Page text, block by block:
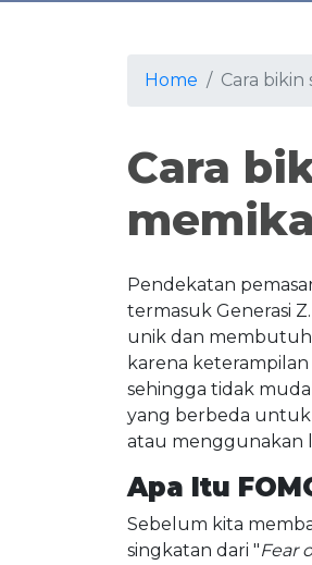
Home Cara
Cara
Pendekatan
termasuk Generasi
unik dan
karena
sehingga tidak
yang berbeda
atau menggunakan
Apa Itu
Sebelum kita
singkatan dari "Fear